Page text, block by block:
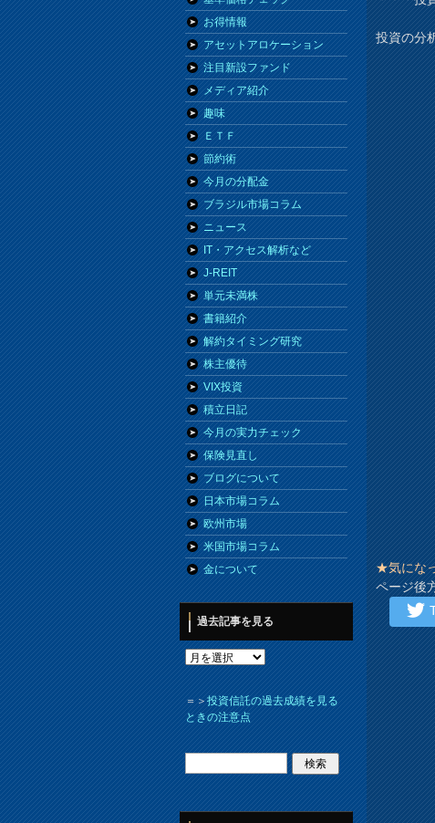
投資の分
★気にな
ページ後
お得情報
アセットアロケーション
注目新設ファンド
メディア紹介
趣味
ＥＴＦ
節約術
今月の分配金
ブラジル市場コラム
ニュース
IT・アクセス解析など
J-REIT
単元未満株
書籍紹介
解約タイミング研究
株主優待
VIX投資
積立日記
今月の実力チェック
保険見直し
ブログについて
日本市場コラム
欧州市場
米国市場コラム
金について
過去記事を見る
＝＞投資信託の過去成績を見る
ときの注意点